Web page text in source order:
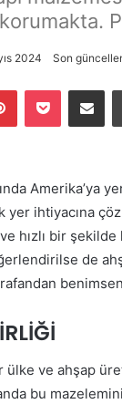
2024 Son
PinterestPocket E-
Amerika’ya
ihtiyacına
hızlı bir
de
ve ahşap
bu